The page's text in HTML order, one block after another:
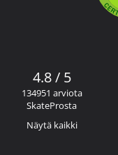
4.8 / 5
134951 arviota
SkateProsta
Näytä kaikki